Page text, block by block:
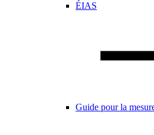
ÉIAS
Guide pour la